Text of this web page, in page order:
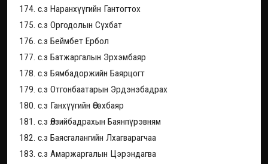
174. с.з Наранхүүгийн Гантогтох
175. с.з Оргодолын Сүхбат
176. с.з Беймбет Ербол
177. с.з Батжаргалын Эрхэмбаяр
178. с.з Бямбадоржийн Баярцогт
179. с.з Отгонбаатарын Эрдэнэбадрах
180. с.з Ганхүүгийн Өсөхбаяр
181. с.з Өлзийбадрахын Баянпүрэвням
182. с.з Баясгалангийн Лхагварагчаа
183. с.з Амаржаргалын Цэрэндагва